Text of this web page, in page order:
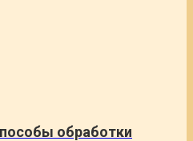
обработки